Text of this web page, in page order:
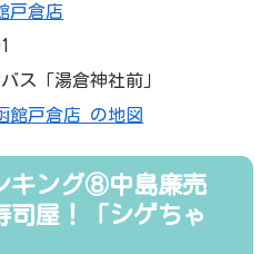
戸倉店
ス「湯倉神社前」
館戸倉店 の地図
キング⑧中島廉売
司屋！「シゲちゃ